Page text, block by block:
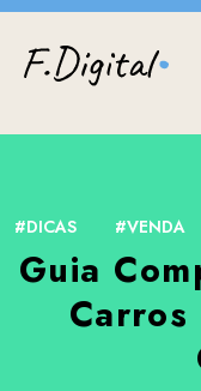
Guia
#DICAS #VENDA